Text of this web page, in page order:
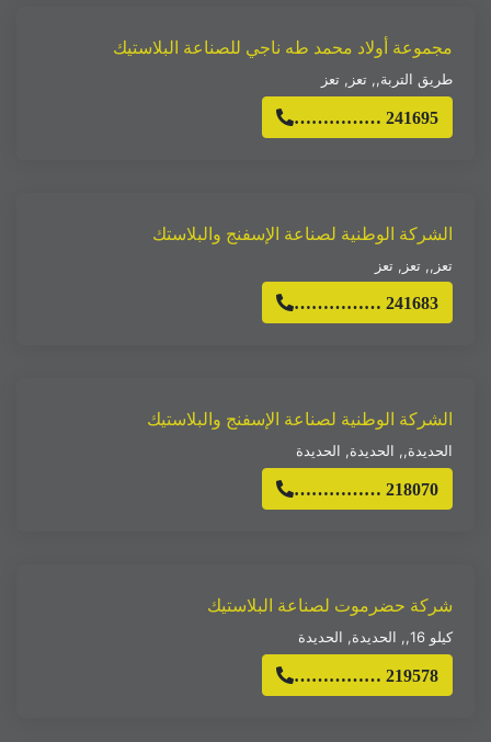
مجموعة أولاد محمد طه ناجي للصناعة البلاستيك
طريق التربة,, تعز , تعز
…………… 241695
الشركة الوطنية لصناعة الإسفنج والبلاستك
تعز,, تعز , تعز
…………… 241683
الشركة الوطنية لصناعة الإسفنج والبلاستيك
الحديدة,, الحديدة, الحديدة
…………… 218070
شركة حضرموت لصناعة البلاستيك
كيلو 16, , الحديدة, الحديدة
…………… 219578